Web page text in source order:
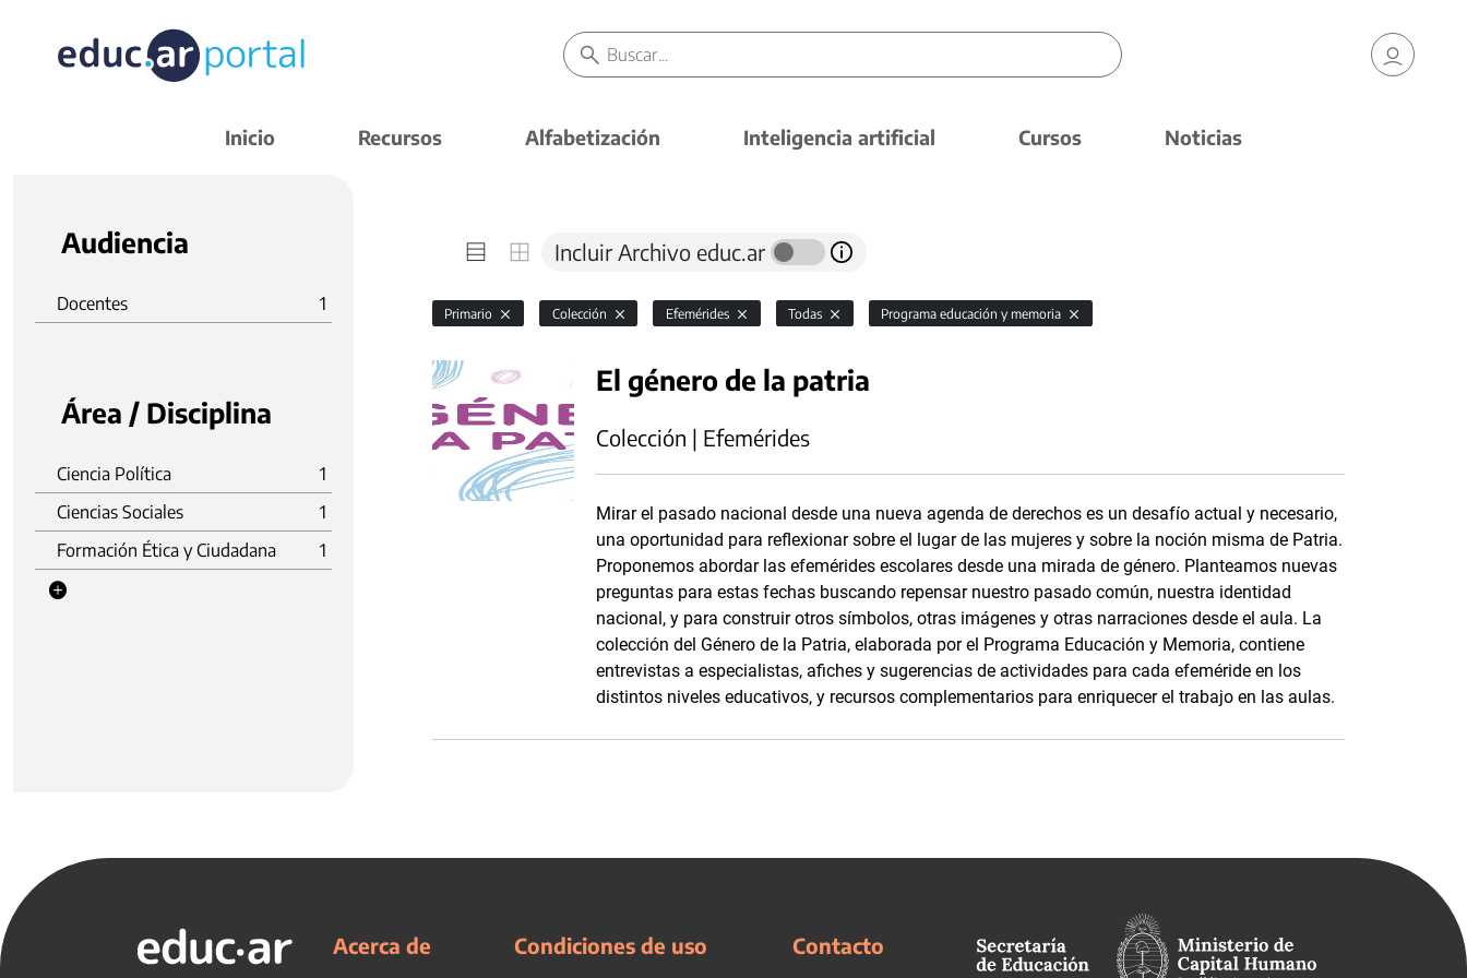
Inicio Recursos Alfabetización Inteligencia artificial Cursos Noticias
Audiencia
Docentes 1
Área / Disciplina
Ciencia Política
1
Ciencias Sociales
1
Formación Ética y Ciudadana
1
Incluir Archivo educ.ar
Primario Colección Efemérides Todas Programa educación y memoria
El género de la patria
Colección | Efemérides
Mirar el pasado nacional desde una nueva agenda de derechos es un desafío actual y necesario,
una oportunidad para reflexionar sobre el lugar de las mujeres y sobre la noción misma de Patria.
Proponemos abordar las efemérides escolares desde una mirada de género. Planteamos nuevas
preguntas para estas fechas buscando repensar nuestro pasado común, nuestra identidad
nacional, y para construir otros símbolos, otras imágenes y otras narraciones desde el aula. La
colección del Género de la Patria, elaborada por el Programa Educación y Memoria, contiene
entrevistas a especialistas, afiches y sugerencias de actividades para cada efeméride en los
distintos niveles educativos, y recursos complementarios para enriquecer el trabajo en las aulas.
Acerca de Condiciones de uso Contacto